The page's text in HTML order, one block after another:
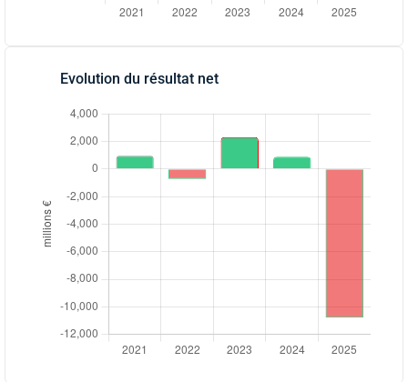
Evolution du résultat net